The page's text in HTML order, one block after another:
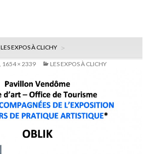
LES EXPOS À CLICHY
1654 × 2339 LES EXPOS À CLICHY